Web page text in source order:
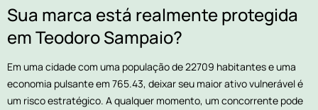
Sua marca está realmente protegida
em Teodoro Sampaio?
Em uma cidade com uma população de 22709 habitantes e uma
economia pulsante em 765.43, deixar seu maior ativo vulnerável é
um risco estratégico. A qualquer momento, um concorrente pode